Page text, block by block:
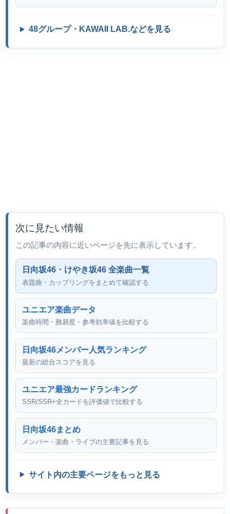
48グループ・KAWAII LAB.などを見る
次に見たい情報
この記事の内容に近いページを先に表示しています。
日向坂46・けやき坂46 全楽曲一覧
表題曲・カップリングをまとめて確認する
ユニエア楽曲データ
楽曲時間・難易度・参考効率値を比較する
日向坂46メンバー人気ランキング
最新の総合スコアを見る
ユニエア最強カードランキング
SSR/SSR+全カードを評価値で比較する
日向坂46まとめ
メンバー・楽曲・ライブの主要記事を見る
サイト内の主要ページをもっと見る